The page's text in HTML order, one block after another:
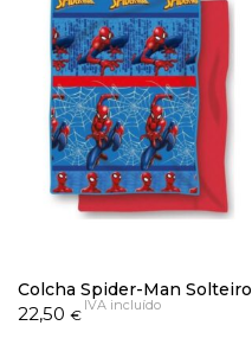
Colcha Spider-Man Solteiro
22,50 €
IVA incluído